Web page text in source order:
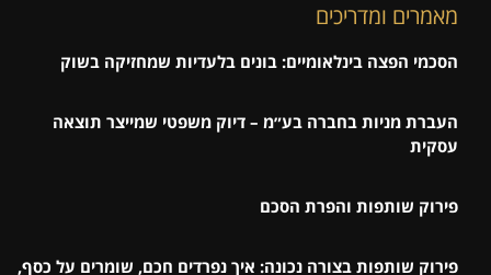
מאמרים ומדריכים
הסכמי הפצה בינלאומיים: בונים בלעדיות שמחזיקה בשוק
העברת מניות בחברה בע״מ – דיוק משפטי שמייצר תוצאה
עסקית
פירוק שותפות והפרת הסכם
פירוק שותפות בצורה נכונה: איך נפרדים חכם, שומרים על כסף,